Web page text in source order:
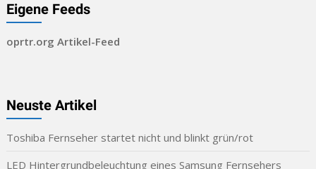
Eigene Feeds
oprtr.org Artikel-Feed
Neuste Artikel
Toshiba Fernseher startet nicht und blinkt grün/rot
LED Hintergrundbeleuchtung eines Samsung Fernsehers